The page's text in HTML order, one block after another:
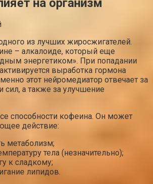
из лучших жиросжигателей.
– алкалоиде, который еще
энергетиком». При попадании
выработка гормона
этот нейромедиатор отвечает за
сил, а также за улучшение
способности кофеина. Он может
действие:
метаболизм;
тела (незначительно);
к сладкому;
липидов.